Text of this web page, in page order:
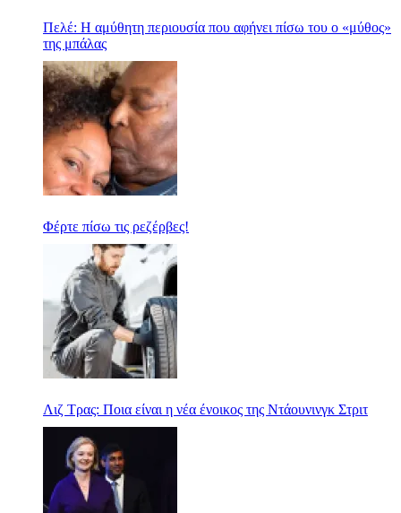
Πελέ: Η αμύθητη περιουσία που αφήνει πίσω του ο «μύθος»
της μπάλας
Φέρτε πίσω τις ρεζέρβες!
Λιζ Τρας: Ποια είναι η νέα ένοικος της Ντάουνινγκ Στριτ